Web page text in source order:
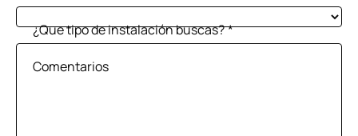
¿Que tipo de instalación buscas?*
Comentarios